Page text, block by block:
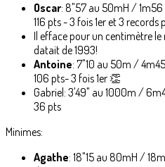
Oscar: 8"57 au 50mH /
116 pts - 3 fois 1er et 3 records
Il efface pour un centimètre le
datait de 1993!
Antoine: 7"10 au 50m /
106 pts- 3 fois 1er 👏
Gabriel: 3'49" au 1000m /
36 pts
Minimes:
Agathe: 18"15 au 80mH /